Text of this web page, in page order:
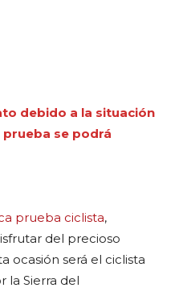
debido a la situación
prueba se podrá
prueba ciclista,
del precioso
ocasión será el ciclista
la Sierra del